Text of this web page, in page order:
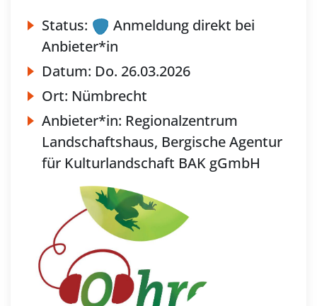
Status:
Anmeldung direkt bei
Anbieter*in
Datum: Do. 26.03.2026
Ort: Nümbrecht
Anbieter*in: Regionalzentrum
Landschaftshaus, Bergische Agentur
für Kulturlandschaft BAK gGmbH